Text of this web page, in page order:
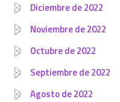
Diciembre de 2022
Noviembre de 2022
Octubre de 2022
Septiembre de 2022
Agosto de 2022